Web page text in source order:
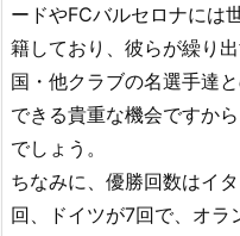
ードやFCバルセロナには
籍しており、彼らが繰り
国・他クラブの名選手達
できる貴重な機会ですか
でしょう。
ちなみに、優勝回数はイ
回、ドイツが7回で、オラ